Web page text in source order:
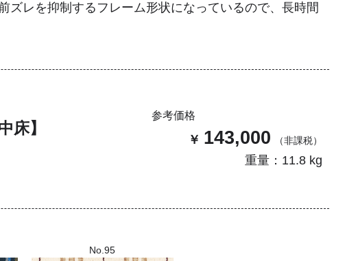
ズレを抑制するフレーム形状になっているので、長時間
床】
参考価格
143,000
重量：11.8 kg
No.95